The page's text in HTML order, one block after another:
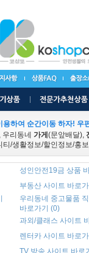
용하여 순간이동 하자!
, 우리동네 가게 (문앞배달),
티/생활정보/할인정보/홍
성인안전19금 상품
부동산 사이트 바로
우리동네 중고물품
바로가기 (0)
과외/클래스 사이트
렌터카 사이트 바로
TV 방송 사이트 바로